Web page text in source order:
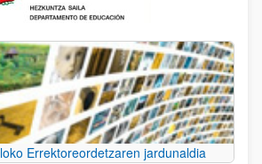
Errektoreordetzaren jardunaldia